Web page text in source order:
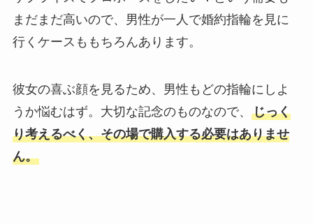
まだまだ高いので、男性が一人で婚約指輪を見に
行くケースももちろんあります。
彼女の喜ぶ顔を見るため、男性もどの指輪にしよ
うか悩むはず。大切な記念のものなので、 じっく
り考えるべく、その場で購入する必要はありませ
ん。